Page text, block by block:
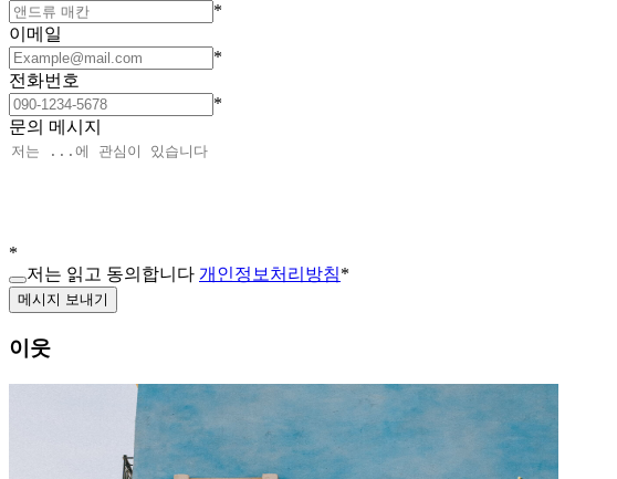
*
이메일
*
전화번호
*
문의 메시지
*
저는 읽고 동의합니다 개인정보처리방침*
메시지 보내기
이웃